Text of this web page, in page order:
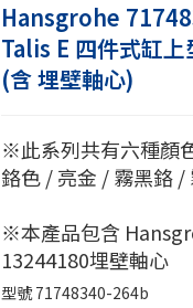
Hansgrohe
Talis E 四件式缸
(含 埋壁軸心)
※此系列共有六種顏
鉻色 / 亮金 / 霧黑鉻
※本產品包含
13244180埋壁軸心
型號71748340-264b